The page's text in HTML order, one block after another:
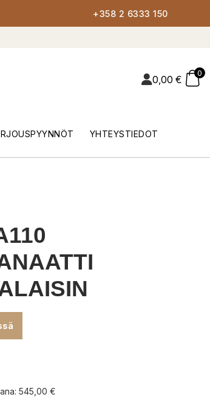
+358 2 6333 150
0,00 €
0
YHTEYSTIEDOT
545,00 €